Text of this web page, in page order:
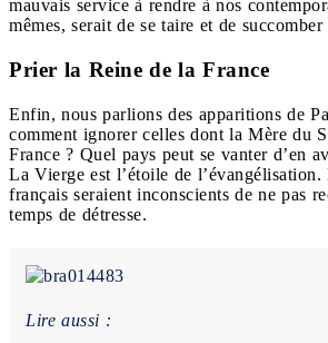
mauvais service à rendre à nos
mêmes, serait de se taire et de
Prier la Reine de la France
Enfin, nous parlions des apparitions de
comment ignorer celles dont la Mère du
France ? Quel pays peut se vanter d’en
La Vierge est l’étoile de l’évangélisation.
français seraient inconscients de ne pas
temps de détresse.
Lire aussi :